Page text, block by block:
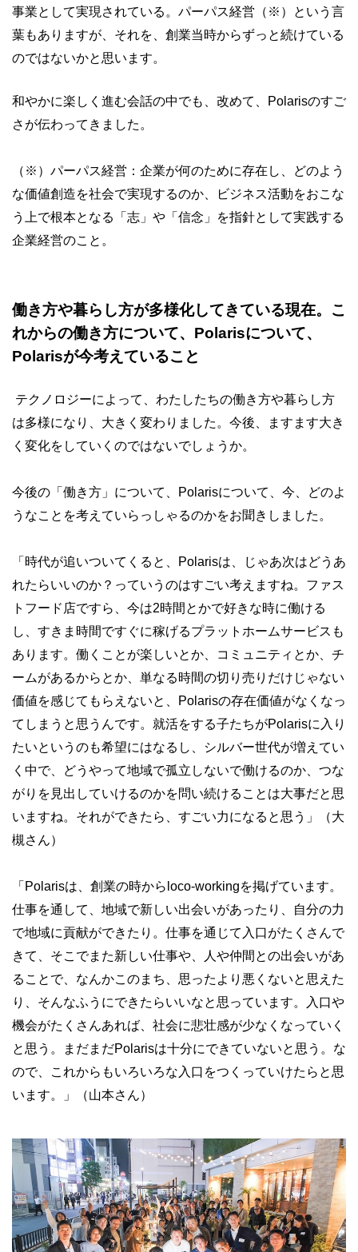
事業として実現されている。パーパス経営（※）という言
葉もありますが、それを、創業当時からずっと続けている
のではないかと思います。
和やかに楽しく進む会話の中でも、改めて、Polarisのすご
さが伝わってきました。
（※）パーパス経営：企業が何のために存在し、どのよう
な価値創造を社会で実現するのか、ビジネス活動をおこな
う上で根本となる「志」や「信念」を指針として実践する
企業経営のこと。
働き方や暮らし方が多様化してきている現在。こ
れからの働き方について、Polarisについて、
Polarisが今考えていること
テクノロジーによって、わたしたちの働き方や暮らし方
は多様になり、大きく変わりました。今後、ますます大き
く変化をしていくのではないでしょうか。
今後の「働き方」について、Polarisについて、今、どのよ
うなことを考えていらっしゃるのかをお聞きしました。
「時代が追いついてくると、Polarisは、じゃあ次はどうあ
れたらいいのか？っていうのはすごい考えますね。ファス
トフード店ですら、今は2時間とかで好きな時に働ける
し、すきま時間ですぐに稼げるプラットホームサービスも
あります。働くことが楽しいとか、コミュニティとか、チ
ームがあるからとか、単なる時間の切り売りだけじゃない
価値を感じてもらえないと、Polarisの存在価値がなくなっ
てしまうと思うんです。就活をする子たちがPolarisに入り
たいというのも希望にはなるし、シルバー世代が増えてい
く中で、どうやって地域で孤立しないで働けるのか、つな
がりを見出していけるのかを問い続けることは大事だと思
いますね。それができたら、すごい力になると思う」（大
槻さん）
「Polarisは、創業の時からloco-workingを掲げています。
仕事を通して、地域で新しい出会いがあったり、自分の力
で地域に貢献ができたり。仕事を通じて入口がたくさんで
きて、そこでまた新しい仕事や、人や仲間との出会いがあ
ることで、なんかこのまち、思ったより悪くないと思えた
り、そんなふうにできたらいいなと思っています。入口や
機会がたくさんあれば、社会に悲壮感が少なくなっていく
と思う。まだまだPolarisは十分にできていないと思う。な
ので、これからもいろいろな入口をつくっていけたらと思
います。」（山本さん）